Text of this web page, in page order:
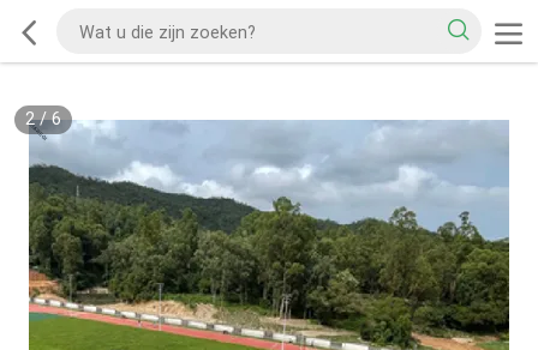
2/6